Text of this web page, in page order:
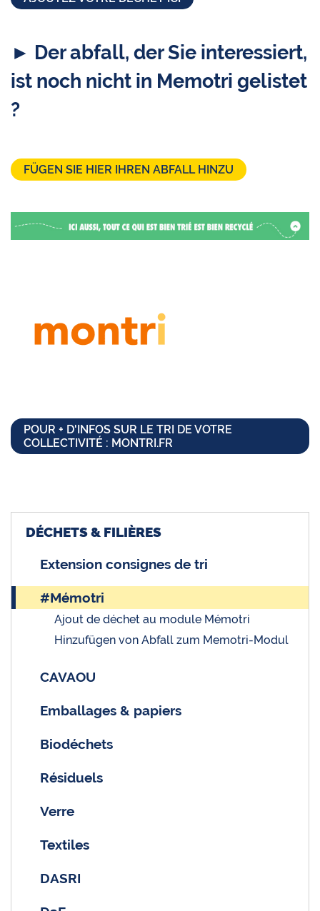
► Der abfall, der Sie interessiert,
ist noch nicht in Memotri gelistet
?
FÜGEN SIE HIER IHREN ABFALL HINZU
POUR + D'INFOS SUR LE TRI DE VOTRE
COLLECTIVITÉ : MONTRI.FR
DÉCHETS & FILIÈRES
Extension consignes de tri
#Mémotri
Ajout de déchet au module Mémotri
Hinzufügen von Abfall zum Memotri-Modul
CAVAOU
Emballages & papiers
Biodéchets
Résiduels
Verre
Textiles
DASRI